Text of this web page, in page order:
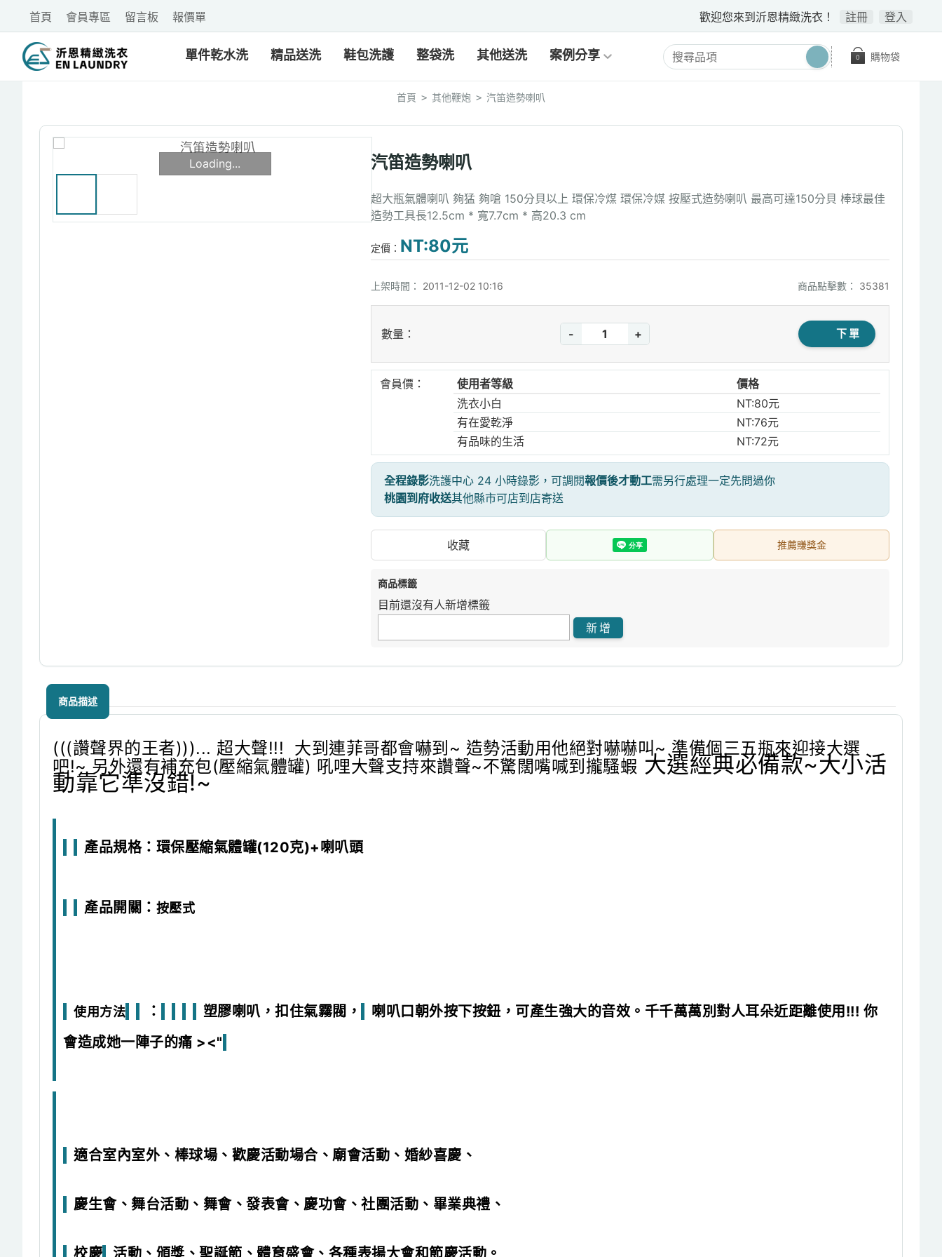
歡迎您來到沂恩精緻洗衣！ 註冊 登入
首頁 會員專區 留言板 報價單
單件乾水洗 精品送洗 鞋包洗護 整袋洗 其他送洗 案例分享 購物袋
0
首頁 > 其他鞭炮 > 汽笛造勢喇叭
汽笛造勢喇叭
超大瓶氣體喇叭 夠猛 夠嗆 150分貝以上 環保冷煤 環保冷媒 按壓式造勢喇叭 最高可達150分貝 棒球最佳
造勢工具長12.5cm * 寬7.7cm * 高20.3 cm
定價： NT:80元
上架時間： 2011-12-02 10:16 商品點擊數： 35381
數量： - + 下單
會員價： 使用者等級
價格
洗衣小白
NT:80元
有在愛乾淨
NT:76元
有品味的生活
NT:72元
全程錄影洗護中心 24 小時錄影，可調閱報價後才動工需另行處理一定先問過你
桃園到府收送其他縣市可店到店寄送
收藏 推薦賺獎金
商品標籤
目前還沒有人新增標籤
Loading...
商品描述
(((讚聲界的王者)))... 超大聲!!! 大到連菲哥都會嚇到~ 造勢活動用他絕對嚇嚇叫~ 準備個三五瓶來迎接大選
吧!~ 另外還有補充包(壓縮氣體罐) 吼哩大聲支持來讚聲~不驚闊嘴喊到攏騷蝦 大選經典必備款~大小活
動靠它準沒錯!~
產品規格：環保壓縮氣體罐(120克)+喇叭頭
產品開關： 按壓式
使用方法 ： 塑膠喇叭，扣住氣霧閥，
喇叭口朝外按下按鈕，可產生強大的音效。千千萬萬別對人耳朵近距離使用!!! 你
會造成她一陣子的痛 ><"
適合室內室外、棒球場、歡慶活動場合、廟會活動、婚紗喜慶、
慶生會、舞台活動、舞會、發表會、慶功會、社團活動、畢業典禮、
校慶 活動、頒獎、聖誕節、體育盛會、各種表揚大會和節慶活動。